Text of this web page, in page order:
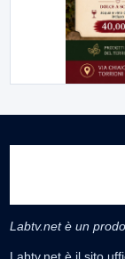
Labtv.net è un